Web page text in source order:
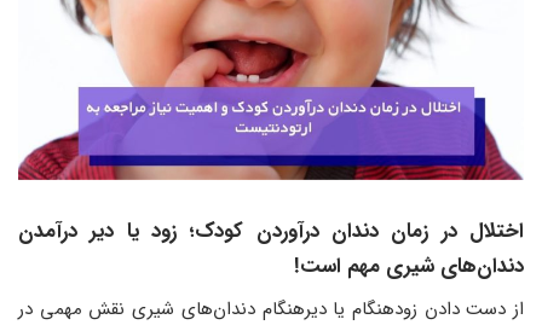
اختلال در زمان دندان درآوردن کودک؛ زود یا دیر درآمدن
دندان‌های شیری مهم است!
از دست دادن زودهنگام یا دیرهنگام دندان‌های شیری نقش مهمی در